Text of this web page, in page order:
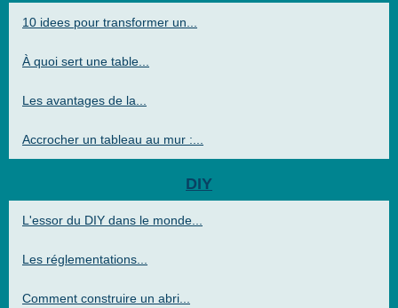
10 idees pour transformer un...
À quoi sert une table...
Les avantages de la...
Accrocher un tableau au mur :...
DIY
L'essor du DIY dans le monde...
Les réglementations...
Comment construire un abri...